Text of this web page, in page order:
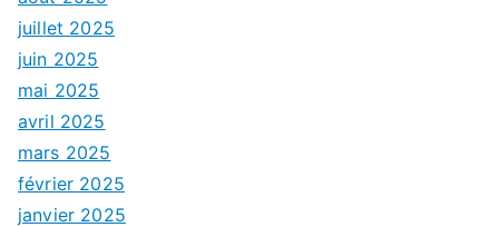
juillet 2025
juin 2025
mai 2025
avril 2025
mars 2025
février 2025
janvier 2025